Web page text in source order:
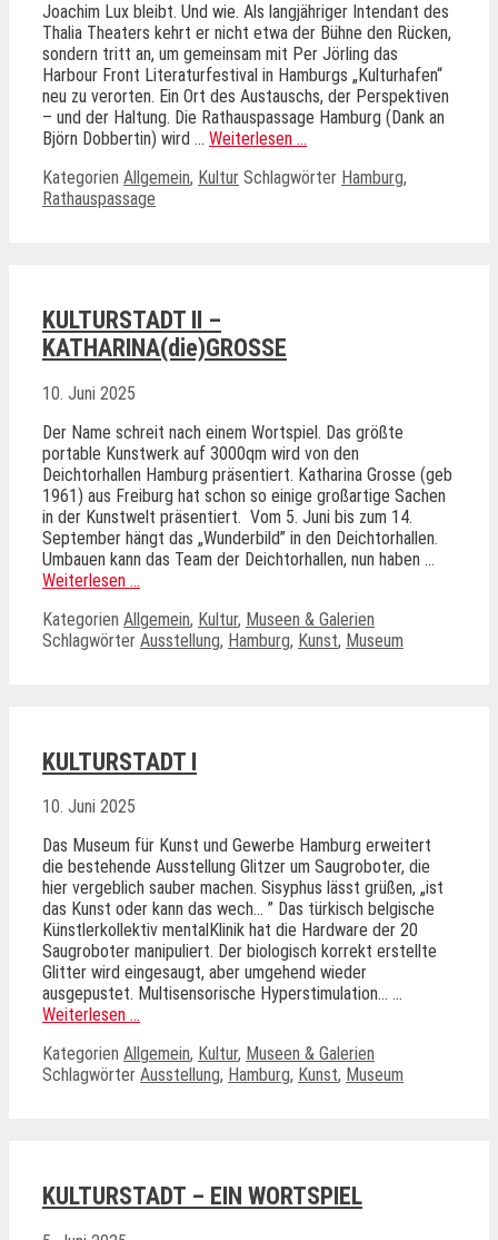
Joachim Lux bleibt. Und wie. Als langjähriger Intendant des
Thalia Theaters kehrt er nicht etwa der Bühne den Rücken,
sondern tritt an, um gemeinsam mit Per Jörling das
Harbour Front Literaturfestival in Hamburgs „Kulturhafen“
neu zu verorten. Ein Ort des Austauschs, der Perspektiven
– und der Haltung. Die Rathauspassage Hamburg (Dank an
Björn Dobbertin) wird … Weiterlesen …
Kategorien Allgemein, Kultur Schlagwörter Hamburg,
Rathauspassage
KULTURSTADT II –
KATHARINA(die)GROSSE
10. Juni 2025
Der Name schreit nach einem Wortspiel. Das größte
portable Kunstwerk auf 3000qm wird von den
Deichtorhallen Hamburg präsentiert. Katharina Grosse (geb
1961) aus Freiburg hat schon so einige großartige Sachen
in der Kunstwelt präsentiert. Vom 5. Juni bis zum 14.
September hängt das „Wunderbild” in den Deichtorhallen.
Umbauen kann das Team der Deichtorhallen, nun haben …
Weiterlesen …
Kategorien Allgemein, Kultur, Museen & Galerien
Schlagwörter Ausstellung, Hamburg, Kunst, Museum
KULTURSTADT I
10. Juni 2025
Das Museum für Kunst und Gewerbe Hamburg erweitert
die bestehende Ausstellung Glitzer um Saugroboter, die
hier vergeblich sauber machen. Sisyphus lässt grüßen, „ist
das Kunst oder kann das wech… ” Das türkisch belgische
Künstlerkollektiv mentalKlinik hat die Hardware der 20
Saugroboter manipuliert. Der biologisch korrekt erstellte
Glitter wird eingesaugt, aber umgehend wieder
ausgepustet. Multisensorische Hyperstimulation… …
Weiterlesen …
Kategorien Allgemein, Kultur, Museen & Galerien
Schlagwörter Ausstellung, Hamburg, Kunst, Museum
KULTURSTADT – EIN WORTSPIEL